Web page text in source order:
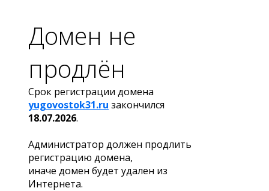
Домен не
продлён
Срок регистрации домена
yugovostok31.ru закончился
18.07.2026.
Администратор должен продлить
регистрацию домена,
иначе домен будет удален из
Интернета.